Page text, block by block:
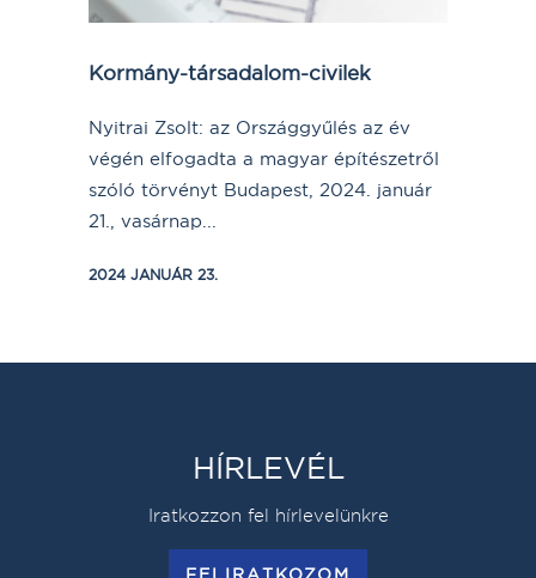
Kormány-társadalom-civilek
Nyitrai Zsolt: az Országgyűlés az év
végén elfogadta a magyar építészetről
szóló törvényt Budapest, 2024. január
21., vasárnap...
2024 JANUÁR 23.
HÍRLEVÉL
Iratkozzon fel hírlevelünkre